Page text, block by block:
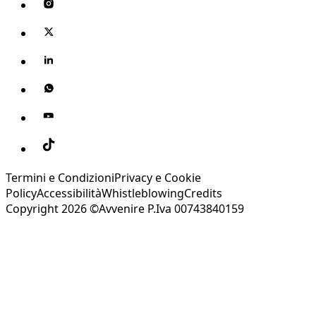
Termini e CondizioniPrivacy e Cookie
PolicyAccessibilitàWhistleblowingCredits
Copyright 2026 ©Avvenire P.Iva 00743840159